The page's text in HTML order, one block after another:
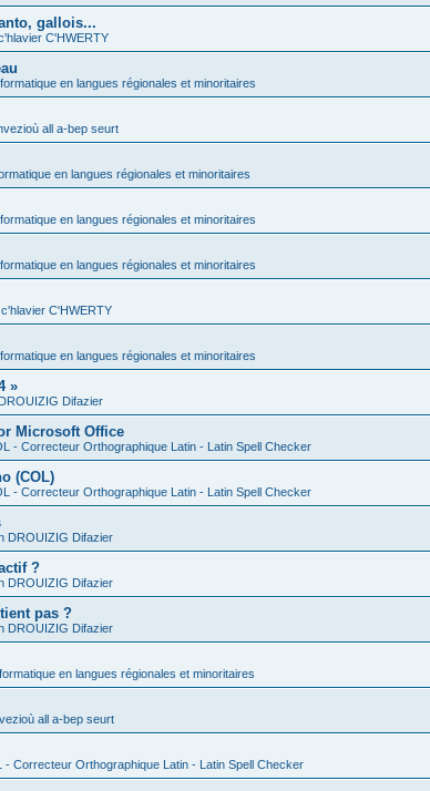
gallois...
C'HWERTY
en langues régionales et minoritaires
all a-bep seurt
en langues régionales et minoritaires
en langues régionales et minoritaires
en langues régionales et minoritaires
C'HWERTY
en langues régionales et minoritaires
»
Difazier
Microsoft Office
- Correcteur Orthographique Latin - Latin Spell Checker
(COL)
- Correcteur Orthographique Latin - Latin Spell Checker
DROUIZIG Difazier
?
DROUIZIG Difazier
pas ?
DROUIZIG Difazier
en langues régionales et minoritaires
all a-bep seurt
- Correcteur Orthographique Latin - Latin Spell Checker